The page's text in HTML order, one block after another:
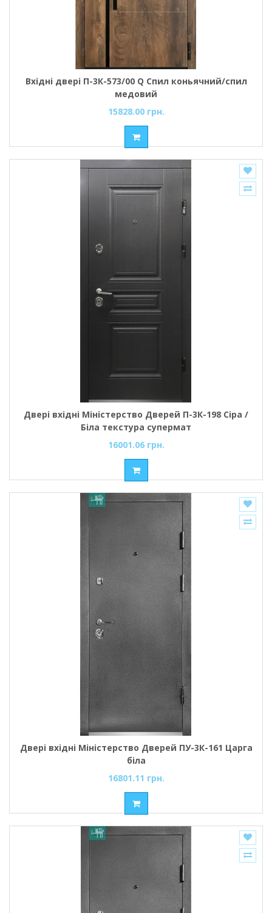
Вхідні двері П-3К-573/00 Q Спил коньячний/спил
медовий
15828.00 грн.
Двері вхідні Міністерство Дверей П-3К-198 Сіра /
Біла текстура супермат
16001.06 грн.
Двері вхідні Міністерство Дверей ПУ-3К-161 Царга
біла
16801.11 грн.